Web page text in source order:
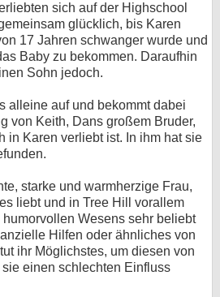
sich auf der Highschool
glücklich, bis Karen
17 Jahren schwanger wurde und
Baby zu bekommen. Daraufhin
Sohn jedoch.
alleine auf und bekommt dabei
von Keith, Dans großem Bruder,
in Karen verliebt ist. In ihm hat sie
starke und warmherzige Frau,
liebt und in Tree Hill vorallem
Wesens sehr beliebt
Hilfen oder ähnliches von
ihr Möglichstes, um diesen von
einen schlechten Einfluss
bei Facebook
Kontakt
Nutzungsbedingungen
Datenschutz
Cookie-Einstellungen
Impressum
Desktop-Ansicht
myFanbase